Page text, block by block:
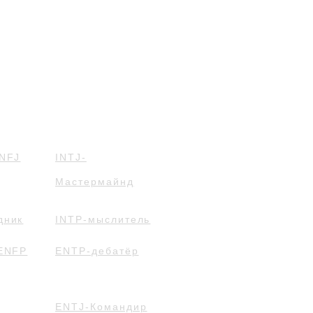
INTJ-
Мастермайнд
INTP-мыслитель
ENTP-дебатёр
ENTJ-Командир